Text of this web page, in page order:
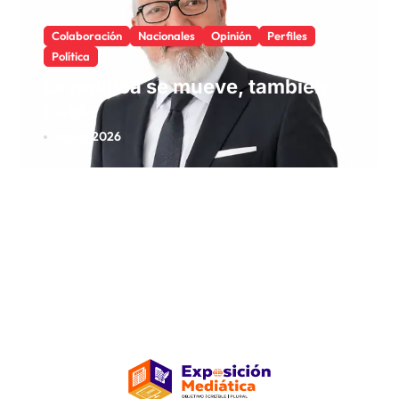
Colaboración Nacionales Opinión
Perfiles
Política
La política se mueve, también
habla
Ago 6, 2026